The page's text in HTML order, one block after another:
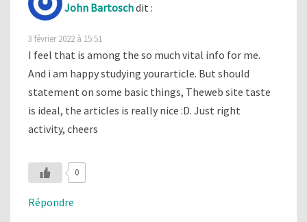
John Bartoschdit :
3 février 2022 à 15:51
I feel that is among the so much vital info for me.
And i am happy studying yourarticle. But should
statement on some basic things, Theweb site taste
is ideal, the articles is really nice :D. Just right
activity, cheers
0
Répondre